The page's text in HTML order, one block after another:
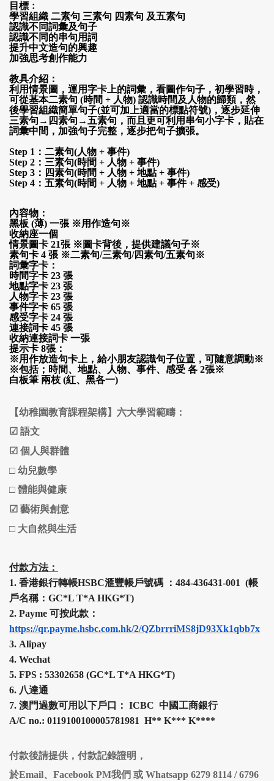
目標﹕
學習組織 二素句 三素句 四素句 及五素句
認識不同詞彙及句子
認識不同的串句用詞
提升中文造句的興趣
加強思考創作能力
教具介紹：
利用情景圖，運用字卡上的詞彙，看圖作句子，初學習時，
可從基本二素句 (時間 + 人物) 認識時間及人物的歸類，然
後學習組織簡單句子(並可加上適當的標點符號) ，逐步延伸
三素句→四素句→五素句，而且更可利用 串句小字卡，貼在
詞彙中間，加強句子完整 ，逐步把句子擴張。
Step 1： 二素句(人物 + 事件)
Step 2： 三素句(時間 + 人物 + 事件)
Step 3： 四素句(時間 + 人物 + 地點+ 事件)
Step 4： 五素句(時間 + 人物 + 地點+ 事件+ 感受)
內容物：
黑板 (薄) 一張 ※用作造句※
收納座一個
情景圖卡 21張 ※ 圖卡背後，提供建議句子※
素句卡 4 張 ※二素句/三素句/四素句/五素句※
詞彙字卡：
時間字卡 23 張
地點字卡 23 張
人物字卡 23 張
事件字卡 65 張
感受字卡 24 張
連接詞卡 45 張
收納連接詞卡 一張
提示卡 8張：
※用作放造句卡上，給小朋友認識句子位置，可隨意調動※
※包括；時間、地點、人物、事件、感受 各 2張※
白板筆 兩枝 (紅、黑各一)
【幼稚園教育課程架構】六大學習範疇：
☑ 語文
☑ 個人與群體
□ 幼兒數學
□ 體能與健康
☑ 藝術與創意
□ 大自然與生活
付款方法：
1. 香港銀行轉帳HSBC滙豐帳戶號碼 ：484-436431-001 (帳
戶名稱：GC*L T*A HKG*T)
2. Payme 可按此款：
https://qr.payme.hsbc.com.hk/2/QZbrrriMS8jD93Xk1qbb7x
3. Alipay
4. Wechat
5. FPS : 53302658 (GC*L T*A HKG*T)
6. 八達通
7. 澳門過數可用以下戶口： ICBC 中國工商銀行
A/C no.: 0119100100005781981 H** K*** K****
付款後請提供，付款記錄證明，
於Email、Facebook PM我們 或 Whatsapp 6279 8114 / 6796